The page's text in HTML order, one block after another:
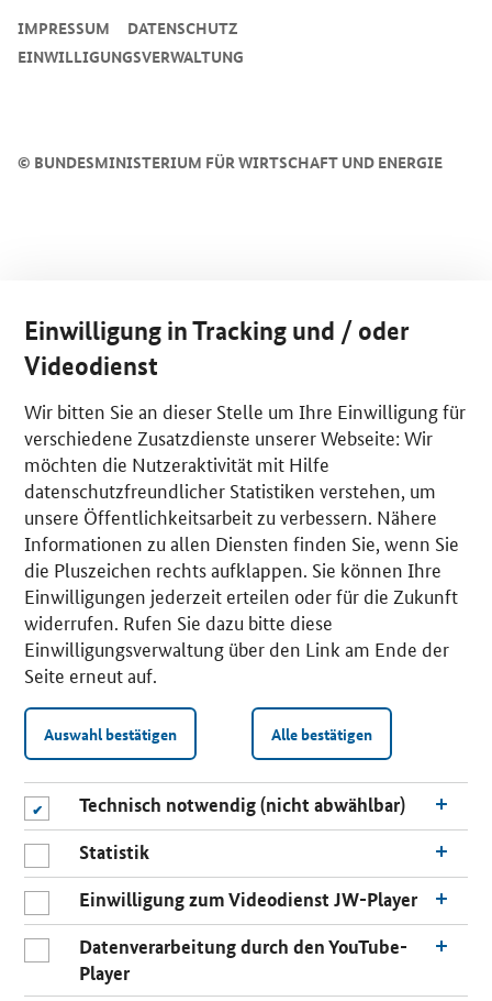
© BUNDESMINISTERIUM FÜR WIRTSCHAFT UND ENERGIE
IMPRESSUM
DATENSCHUTZ
EINWILLIGUNGSVERWALTUNG
Einwilligung in Tracking und / oder
Videodienst
Wir bitten Sie an dieser Stelle um Ihre Einwilligung für
verschiedene Zusatzdienste unserer Webseite: Wir
möchten die Nutzeraktivität mit Hilfe
datenschutzfreundlicher Statistiken verstehen, um
unsere Öffentlichkeitsarbeit zu verbessern. Nähere
Informationen zu allen Diensten finden Sie, wenn Sie
die Pluszeichen rechts aufklappen. Sie können Ihre
Einwilligungen jederzeit erteilen oder für die Zukunft
widerrufen. Rufen Sie dazu bitte diese
Einwilligungsverwaltung über den Link am Ende der
Seite erneut auf.
Auswahl bestätigen Alle bestätigen
Technisch notwendig (nicht abwählbar)
Statistik
Einwilligung zum Videodienst JW-Player
Datenverarbeitung durch den YouTube-
Player